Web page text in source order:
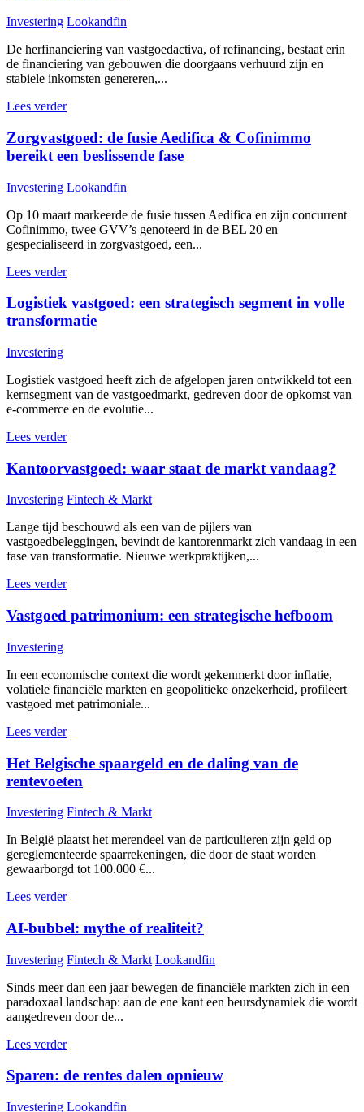
Investering Lookandfin
De herfinanciering van vastgoedactiva, of refinancing, bestaat erin
de financiering van gebouwen die doorgaans verhuurd zijn en
stabiele inkomsten genereren,...
Lees verder
Zorgvastgoed: de fusie Aedifica & Cofinimmo
bereikt een beslissende fase
Investering Lookandfin
Op 10 maart markeerde de fusie tussen Aedifica en zijn concurrent
Cofinimmo, twee GVV’s genoteerd in de BEL 20 en
gespecialiseerd in zorgvastgoed, een...
Lees verder
Logistiek vastgoed: een strategisch segment in volle
transformatie
Investering
Logistiek vastgoed heeft zich de afgelopen jaren ontwikkeld tot een
kernsegment van de vastgoedmarkt, gedreven door de opkomst van
e-commerce en de evolutie...
Lees verder
Kantoorvastgoed: waar staat de markt vandaag?
Investering Fintech & Markt
Lange tijd beschouwd als een van de pijlers van
vastgoedbeleggingen, bevindt de kantorenmarkt zich vandaag in een
fase van transformatie. Nieuwe werkpraktijken,...
Lees verder
Vastgoed patrimonium: een strategische hefboom
Investering
In een economische context die wordt gekenmerkt door inflatie,
volatiele financiële markten en geopolitieke onzekerheid, profileert
vastgoed met patrimoniale...
Lees verder
Het Belgische spaargeld en de daling van de
rentevoeten
Investering Fintech & Markt
In België plaatst het merendeel van de particulieren zijn geld op
gereglementeerde spaarrekeningen, die door de staat worden
gewaarborgd tot 100.000 €...
Lees verder
AI-bubbel: mythe of realiteit?
Investering Fintech & Markt Lookandfin
Sinds meer dan een jaar bewegen de financiële markten zich in een
paradoxaal landschap: aan de ene kant een beursdynamiek die wordt
aangedreven door de...
Lees verder
Sparen: de rentes dalen opnieuw
Investering Lookandfin